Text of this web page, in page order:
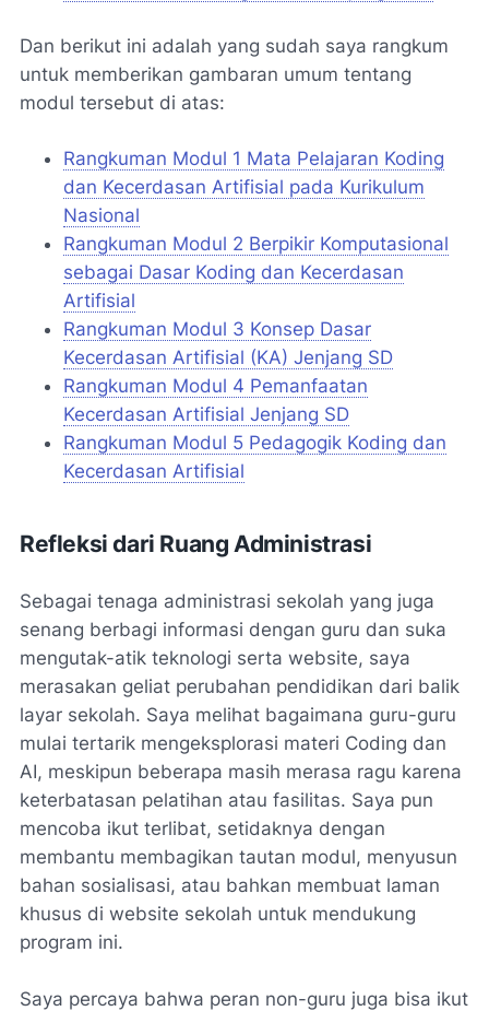
Dan berikut ini adalah yang sudah saya rangkum
untuk memberikan gambaran umum tentang
modul tersebut di atas:
Rangkuman Modul 1 Mata Pelajaran Koding
dan Kecerdasan Artifisial pada Kurikulum
Nasional
Rangkuman Modul 2 Berpikir Komputasional
sebagai Dasar Koding dan Kecerdasan
Artifisial
Rangkuman Modul 3 Konsep Dasar
Kecerdasan Artifisial (KA) Jenjang SD
Rangkuman Modul 4 Pemanfaatan
Kecerdasan Artifisial Jenjang SD
Rangkuman Modul 5 Pedagogik Koding dan
Kecerdasan Artifisial
Refleksi dari Ruang Administrasi
Sebagai tenaga administrasi sekolah yang juga
senang berbagi informasi dengan guru dan suka
mengutak-atik teknologi serta website, saya
merasakan geliat perubahan pendidikan dari balik
layar sekolah. Saya melihat bagaimana guru-guru
mulai tertarik mengeksplorasi materi Coding dan
AI, meskipun beberapa masih merasa ragu karena
keterbatasan pelatihan atau fasilitas. Saya pun
mencoba ikut terlibat, setidaknya dengan
membantu membagikan tautan modul, menyusun
bahan sosialisasi, atau bahkan membuat laman
khusus di website sekolah untuk mendukung
program ini.
Saya percaya bahwa peran non-guru juga bisa ikut